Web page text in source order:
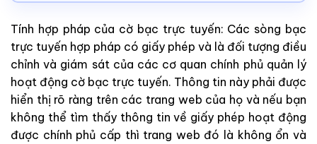
Tính hợp pháp của cờ bạc trực tuyến: Các sòng bạc
trực tuyến hợp pháp có giấy phép và là đối tượng điều
chỉnh và giám sát của các cơ quan chính phủ quản lý
hoạt động cờ bạc trực tuyến. Thông tin này phải được
hiển thị rõ ràng trên các trang web của họ và nếu bạn
không thể tìm thấy thông tin về giấy phép hoạt động
được chính phủ cấp thì trang web đó là không ổn và